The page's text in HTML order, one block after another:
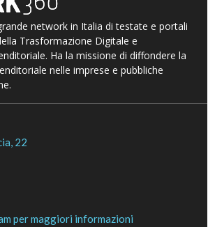
network in Italia di testate e portali
Trasformazione Digitale e
Ha la missione di diffondere la
nelle imprese e pubbliche
22
per maggiori informazioni